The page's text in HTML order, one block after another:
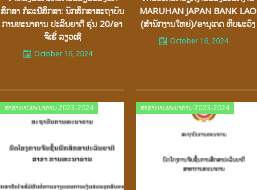
ສຶກສາ ກໍລະນີສຶກສາ: ນັກສຶກສາສະຖາບັນ
ການທະນາຄານ ປະລິນຍາຕີ ຮຸ່ນ 20/ອາ
ຈິເຮີ່ ລຽວເຊີ
October 16, 2024
MARUHAN JAPAN BANK LAO
(ສຳນັກງານໃຫຍ່)/ອານຸເດດ ທິບພະວົງ
October 16, 2024
ສາຂາການທະນາຄານ 2023-2024
Posted
on
ສາຂາການທະນາຄານ 2023-2024
Posted
on